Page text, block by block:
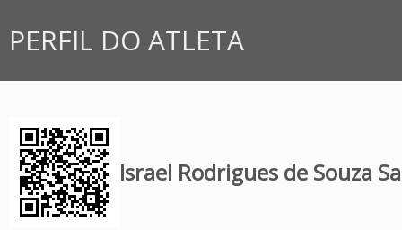
PERFIL DO ATLETA
Israel Rodrigues de Souza